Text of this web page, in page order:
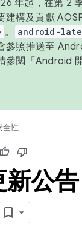
年起，在第 2
建構及貢獻
。 android-
參照推送至
參閱「 Android
全性
新公